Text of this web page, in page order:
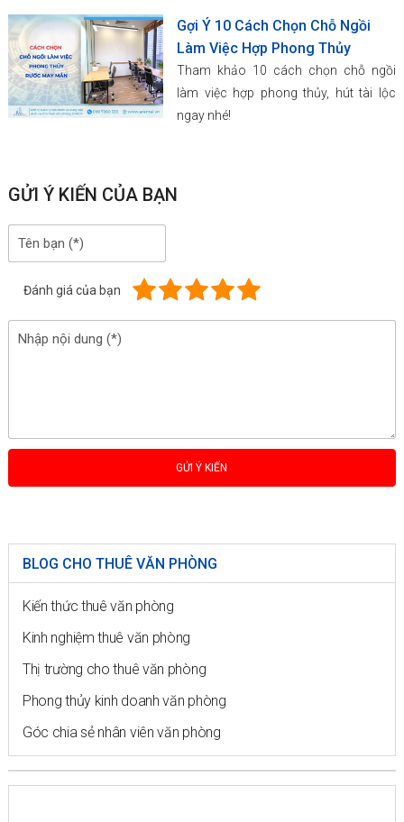
Gợi Ý 10 Cách Chọn Chỗ Ngồi
Làm Việc Hợp Phong Thủy
Tham khảo 10 cách chọn chỗ ngồi
làm việc hợp phong thủy, hút tài lộc
ngay nhé!
GỬI Ý KIẾN CỦA BẠN
Đánh giá của bạn
BLOG CHO THUÊ VĂN PHÒNG
Kiến thức thuê văn phòng
Kinh nghiệm thuê văn phòng
Thị trường cho thuê văn phòng
Phong thủy kinh doanh văn phòng
Góc chia sẻ nhân viên văn phòng